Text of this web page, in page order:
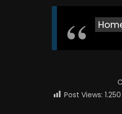
Post Views: 1.250